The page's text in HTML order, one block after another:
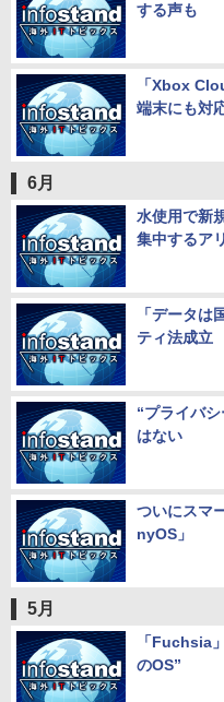
する声も
「Xbox
端末にも対
6月
水使用で新
集中するア
「データ
ティ法成立
“プライバ
はない
ついにスマ
nyOS」
5月
「Fuchsia
のOS”